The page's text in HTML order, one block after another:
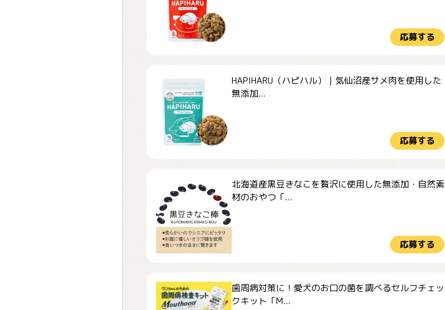
応募する
HAPIHARU（ハピハル）｜気仙沼産サメ肉を使用した
無添加...
応募する
北海道産黒豆きなこを贅沢に使用した無添加・自然素
材のおやつ「...
応募する
歯周病対策に！愛犬のお口の菌を調べるセルフチェッ
クキット「M...